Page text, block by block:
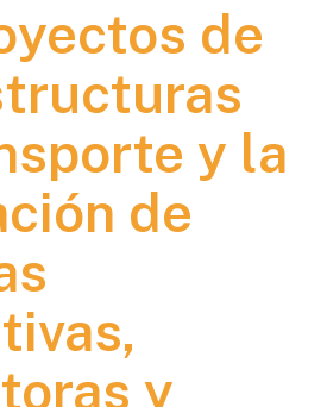
de
y la
de
y